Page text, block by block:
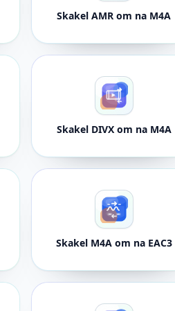
Skakel AMR om na M4A
Skakel DIVX om na M4A
Skakel M4A om na EAC3